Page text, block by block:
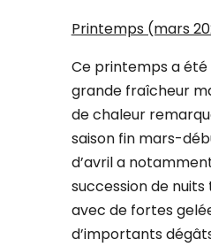
Printemps (mars
Ce printemps a
grande fraîcheur
de chaleur
saison fin mars-
d’avril a
succession de
avec de fortes
d’importants